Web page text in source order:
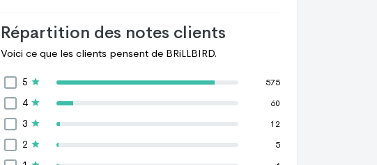
Répartition des notes clients
Voici ce que les clients pensent de BRiLLBIRD.
5 575
4 60
3 12
2 5